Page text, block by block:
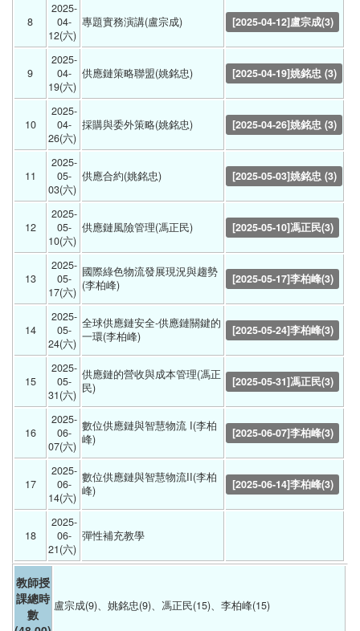
8
2025-
04-
12(六)
專題實務演講(盧宗成) [2025-04-12]盧宗成(3)
9
2025-
04-
19(六)
供應鏈策略聯盟(姚銘忠) [2025-04-19]姚銘忠 (3)
10
2025-
04-
26(六)
採購與委外策略(姚銘忠) [2025-04-26]姚銘忠 (3)
11
2025-
05-
03(六)
供應合約(姚銘忠) [2025-05-03]姚銘忠 (3)
12
2025-
05-
10(六)
供應鏈風險管理(馮正民) [2025-05-10]馮正民(3)
13
2025-
05-
17(六)
國際綠色物流發展現況與趨勢
(李柏峰)
[2025-05-17]李柏峰(3)
14
2025-
05-
24(六)
全球供應鏈安全-供應鏈關鍵的
一環(李柏峰)
[2025-05-24]李柏峰(3)
15
2025-
05-
31(六)
供應鏈的營收與成本管理(馮正
民)
[2025-05-31]馮正民(3)
16
2025-
06-
07(六)
數位供應鏈與智慧物流 I(李柏
峰)
[2025-06-07]李柏峰(3)
17
2025-
06-
14(六)
數位供應鏈與智慧物流II(李柏
峰)
[2025-06-14]李柏峰(3)
18
2025-
06-
21(六)
彈性補充教學
教師授
課總時
數
盧宗成(9)、姚銘忠(9)、馮正民(15)、李柏峰(15)